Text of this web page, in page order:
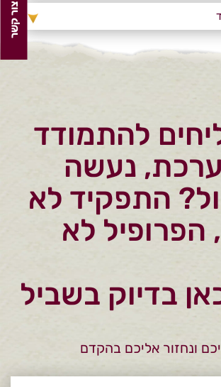
צור קשר
להתמודד
נעשה
התפקיד לא
הפרופיל לא
בדיוק בשביל
ונחזור אליכם בהקדם